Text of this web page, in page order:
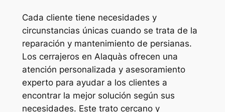
Cada cliente tiene necesidades y
circunstancias únicas cuando se trata de la
reparación y mantenimiento de persianas.
Los cerrajeros en Alaquàs ofrecen una
atención personalizada y asesoramiento
experto para ayudar a los clientes a
encontrar la mejor solución según sus
necesidades. Este trato cercano y